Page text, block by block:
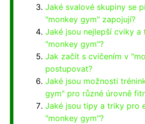
Jaké svalové skupiny se
"monkey gym" zapojují?
Jaké jsou nejlepší cviky a
"monkey gym"?
Jak začít s cvičením v
postupovat?
Jaké jsou možnosti
gym" pro různé úrovně
Jaké jsou tipy a triky pro
"monkey gym"?